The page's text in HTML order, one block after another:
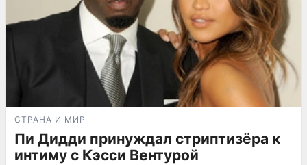
СТРАНА И МИР
Пи Дидди принуждал стриптизёра к
интиму с Кэсси Вентурой